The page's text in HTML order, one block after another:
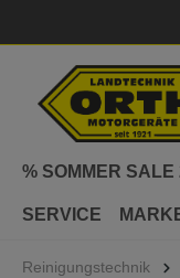
% SOMMER SALE
SERVICE
Reinigungstechnik